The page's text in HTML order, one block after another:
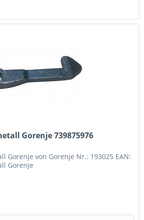
Gorenje 739875976
Gorenje von Gorenje Nr.: 193025 EAN:
Gorenje